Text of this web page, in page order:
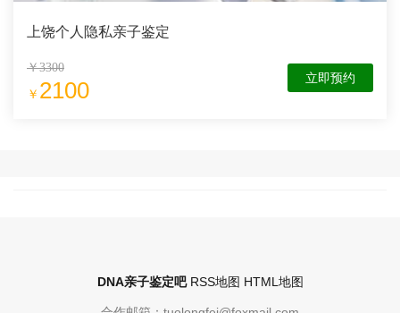
上饶个人隐私亲子鉴定
￥3300
￥ 2100 立即预约
DNA亲子鉴定吧 RSS地图 HTML地图